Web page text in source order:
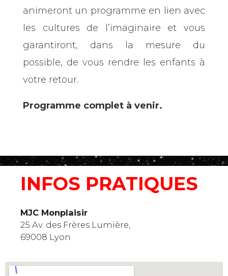
animeront un programme en lien avec
les cultures de l’imaginaire et vous
garantiront, dans la mesure du
possible, de vous rendre les enfants à
votre retour.
Programme complet à venir.
INFOS PRATIQUES
MJC Monplaisir
25 Av. des Frères Lumière,
69008 Lyon